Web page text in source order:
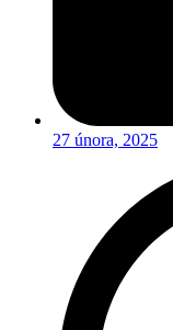
27 února, 2025